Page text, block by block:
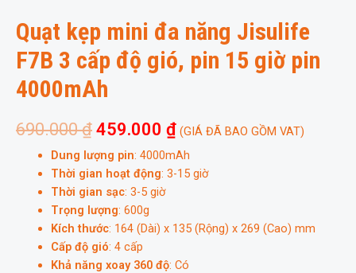
Quạt kẹp mini đa năng Jisulife
F7B 3 cấp độ gió, pin 15 giờ pin
4000mAh
690.000₫ 459.000 ₫ (GIÁ ĐÃ BAO GỒM VAT)
Dung lượng pin: 4000mAh
Thời gian hoạt động: 3-15 giờ
Thời gian sạc: 3-5 giờ
Trọng lượng: 600g
Kích thước: 164 (Dài) x 135 (Rộng) x 269 (Cao) mm
Cấp độ gió: 4 cấp
Khả năng xoay 360 độ: Có